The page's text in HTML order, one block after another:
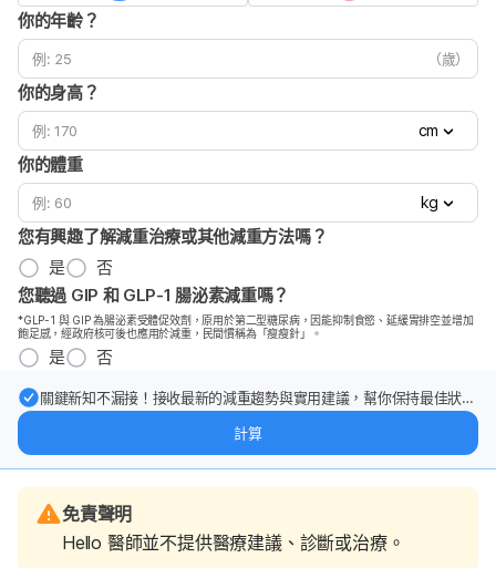
你的年齡？
（歲）
你的身高？
cm
你的體重
kg
您有興趣了解減重治療或其他減重方法嗎？
是
否
您聽過 GIP 和 GLP-1 腸泌素減重嗎？
*GLP-1 與 GIP 為腸泌素受體促效劑，原用於第二型糖尿病，因能抑制食慾、延緩胃排空並增加
飽足感，經政府核可後也應用於減重，民間慣稱為「瘦瘦針」。
是 否
關鍵新知不漏接！接收最新的減重趨勢與實用建議，幫你保持最佳狀
計算
免責聲明
Hello 醫師並不提供醫療建議、診斷或治療。